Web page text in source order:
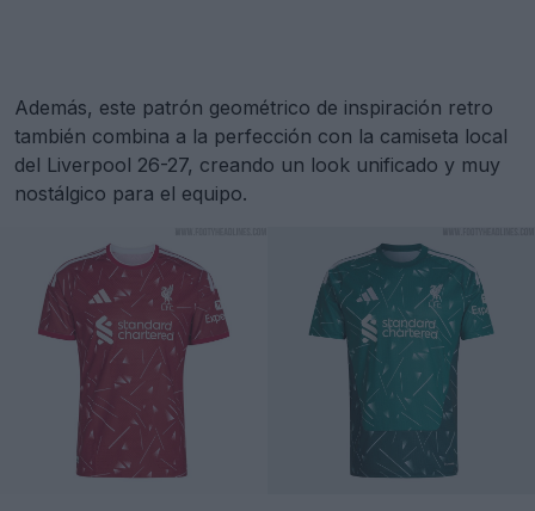
Además, este patrón geométrico de inspiración retro
también combina a la perfección con la camiseta local
del Liverpool 26-27, creando un look unificado y muy
nostálgico para el equipo.